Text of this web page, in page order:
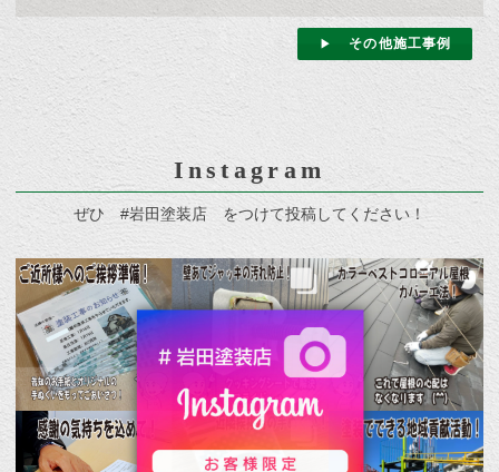
その他施工事例
Instagram
ぜひ #岩田塗装店 をつけて投稿してください！